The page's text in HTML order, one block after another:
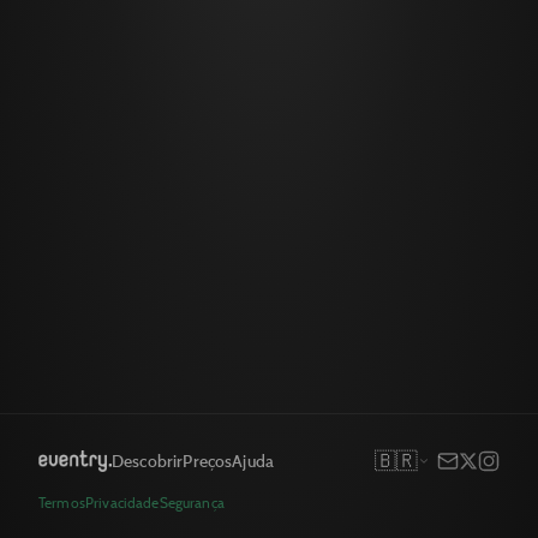
DescobrirPreçosAjuda 🇧🇷
TermosPrivacidadeSegurança